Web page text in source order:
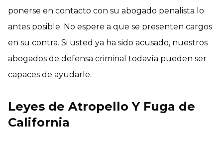
ponerse en contacto con su abogado penalista lo
antes posible. No espere a que se presenten cargos
en su contra. Si usted ya ha sido acusado, nuestros
abogados de defensa criminal todavía pueden ser
capaces de ayudarle.
Leyes de Atropello Y Fuga de
California